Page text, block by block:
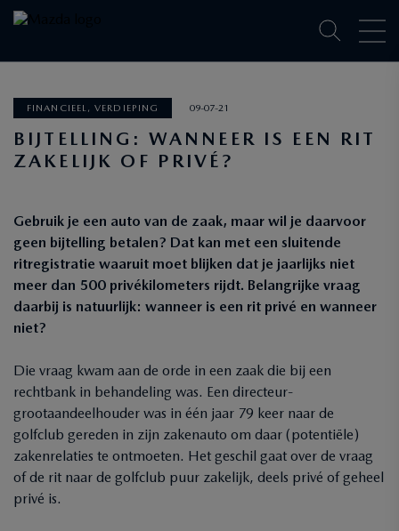
FINANCIEEL, VERDIEPING 09-07-21
BIJTELLING: WANNEER IS EEN RIT
ZAKELIJK OF PRIVÉ?
Gebruik je een auto van de zaak, maar wil je daarvoor
geen bijtelling betalen? Dat kan met een sluitende
ritregistratie waaruit moet blijken dat je jaarlijks niet
meer dan 500 privékilometers rijdt. Belangrijke vraag
daarbij is natuurlijk: wanneer is een rit privé en wanneer
niet?
Die vraag kwam aan de orde in een zaak die bij een
rechtbank in behandeling was. Een directeur-
grootaandeelhouder was in één jaar 79 keer naar de
golfclub gereden in zijn zakenauto om daar (potentiële)
zakenrelaties te ontmoeten. Het geschil gaat over de vraag
of de rit naar de golfclub puur zakelijk, deels privé of geheel
privé is.